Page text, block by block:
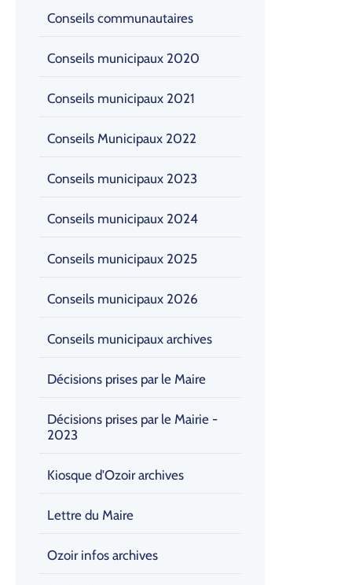
Conseils communautaires
Conseils municipaux 2020
Conseils municipaux 2021
Conseils Municipaux 2022
Conseils municipaux 2023
Conseils municipaux 2024
Conseils municipaux 2025
Conseils municipaux 2026
Conseils municipaux archives
Décisions prises par le Maire
Décisions prises par le Mairie -
2023
Kiosque d'Ozoir archives
Lettre du Maire
Ozoir infos archives